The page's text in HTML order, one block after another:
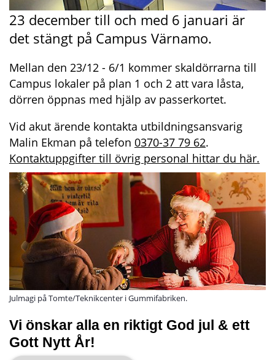
23 december till och med 6 januari är
det stängt på Campus Värnamo.
Mellan den 23/12 - 6/1 kommer skaldörrarna till
Campus lokaler på plan 1 och 2 att vara låsta,
dörren öppnas med hjälp av passerkortet.
Vid akut ärende kontakta utbildningsansvarig
Malin Ekman på telefon 0370-37 79 62
Kontaktuppgifter till övrig personal hittar du här.
Julmagi på Tomte/Teknikcenter i Gummifabriken.
Vi önskar alla en riktigt God jul & ett
Gott Nytt År!